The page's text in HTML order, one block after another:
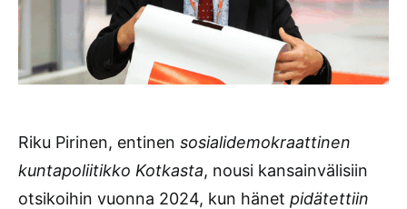
Riku Pirinen, entinen sosialidemokraattinen
kuntapoliitikko Kotkasta, nousi kansainvälisiin
otsikoihin vuonna 2024, kun hänet pidätettiin